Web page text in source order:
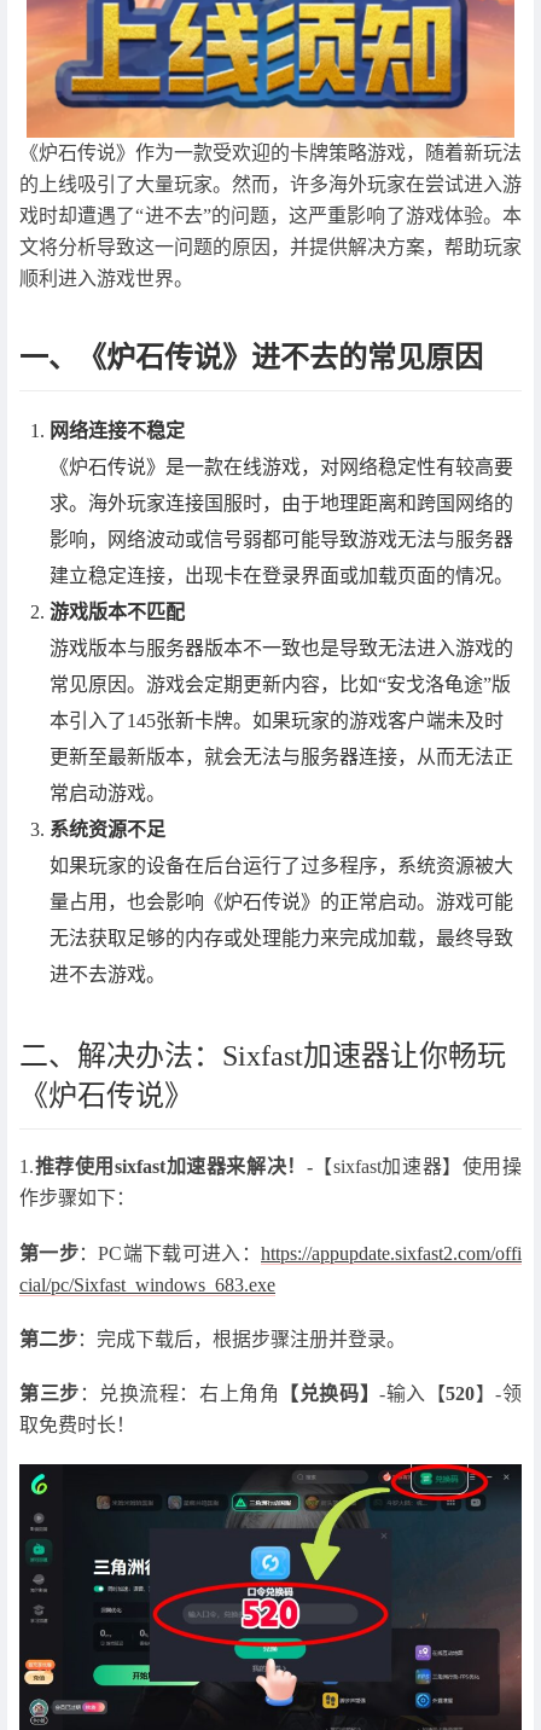
《炉石传说》作为一款受欢迎的卡牌策略游戏，随着新玩法
的上线吸引了大量玩家。然而，许多海外玩家在尝试进入游
戏时却遭遇了“进不去”的问题，这严重影响了游戏体验。本
文将分析导致这一问题的原因，并提供解决方案，帮助玩家
顺利进入游戏世界。
一、《炉石传说》进不去的常见原因
网络连接不稳定
《炉石传说》是一款在线游戏，对网络稳定性有较高要
求。海外玩家连接国服时，由于地理距离和跨国网络的
影响，网络波动或信号弱都可能导致游戏无法与服务器
建立稳定连接，出现卡在登录界面或加载页面的情况。
游戏版本不匹配
游戏版本与服务器版本不一致也是导致无法进入游戏的
常见原因。游戏会定期更新内容，比如“安戈洛龟途”版
本引入了145张新卡牌。如果玩家的游戏客户端未及时
更新至最新版本，就会无法与服务器连接，从而无法正
常启动游戏。
系统资源不足
如果玩家的设备在后台运行了过多程序，系统资源被大
量占用，也会影响《炉石传说》的正常启动。游戏可能
无法获取足够的内存或处理能力来完成加载，最终导致
进不去游戏。
二、解决办法：Sixfast加速器让你畅玩
《炉石传说》
1.推荐使用sixfast加速器来解决！-【sixfast加速器】使用操
作步骤如下：
第一步：PC端下载可进入： https://appupdate.sixfast2.com/offi
cial/pc/Sixfast_windows_683.exe
第二步：完成下载后，根据步骤注册并登录。
第三步 ：兑换流程：右上角角 【兑换码】-输入【520】-领
取免费时长！